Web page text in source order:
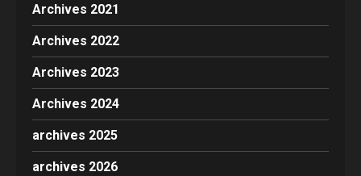
Archives 2021
Archives 2022
Archives 2023
Archives 2024
archives 2025
archives 2026